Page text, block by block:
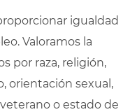
igualdad
Valoramos la
por raza, religión,
orientación sexual,
o estado de